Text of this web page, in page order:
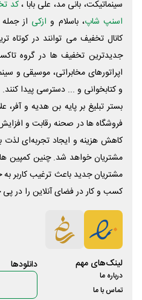
سینماتیکت، بانی مد، علی‌ بابا ،کد
اسنپ شاپ، باسلام و ازکی از
کانال تخفیف می توانند در کوتاه
جدیدترین تخفیف ها در گروه
اپراتورهای مخابراتی، موسیقی و
و کتابخوانی و ... دسترسی پیدا کنند.
بستر تبلیغ بر پایه بن هدیه و
فروشگاه ها در صحنه رقابت و
کاهش هزینه و ایجاد تجربه‌ای
مشتریان خواهد شد. چنین کمپین
مشتریان جدید باعث ترغیب کاربر
کسب و کار در فضای آنلاین را در
لینک‌های مهم
درباره ما
تماس با ما
دانلود‌ها